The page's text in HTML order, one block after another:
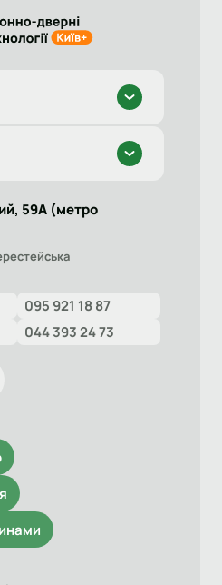
59А (метро
095 921 18 87
044 393 24 73